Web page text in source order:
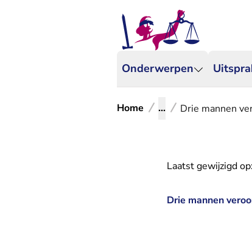
Onderwerpen
Home ... Drie mannen
Laatst gewijzigd op:
Drie mannen